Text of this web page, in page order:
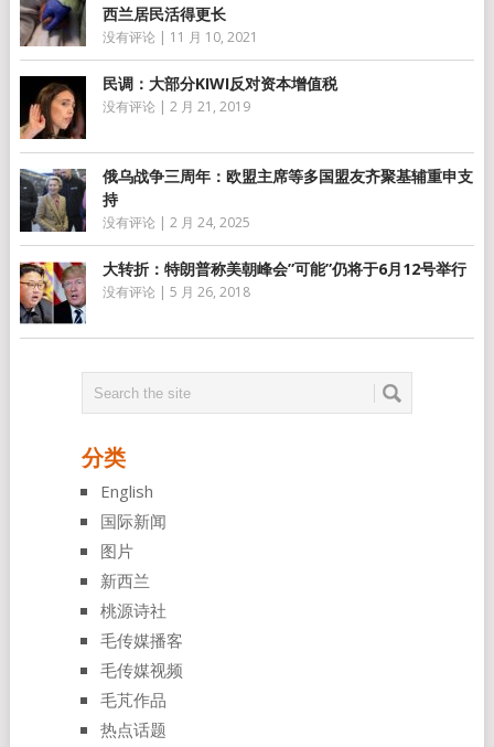
西兰居民活得更长
没有评论 | 11 月 10, 2021
民调：大部分KIWI反对资本增值税
没有评论 | 2 月 21, 2019
俄乌战争三周年：欧盟主席等多国盟友齐聚基辅重申支
持
没有评论 | 2 月 24, 2025
大转折：特朗普称美朝峰会”可能”仍将于6月12号举行
没有评论 | 5 月 26, 2018
分类
English
国际新闻
图片
新西兰
桃源诗社
毛传媒播客
毛传媒视频
毛芃作品
热点话题